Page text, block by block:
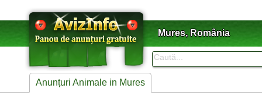
Mures, România
Anunțuri Animale in Mures